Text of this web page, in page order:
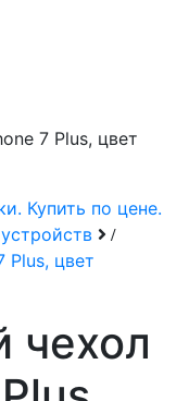
7 Plus, цвет
Купить по цене.
/
Plus, цвет
чехол